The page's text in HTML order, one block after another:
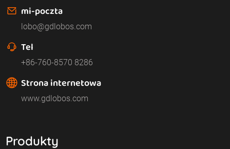
mi-poczta
lobo@gdlobos.com
Tel
+86-760-8570 8286
Strona internetowa
www.gdlobos.com
Produkty